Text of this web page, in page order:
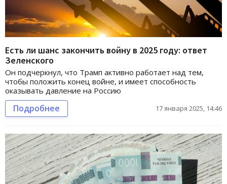
Есть ли шанс закончить войну в 2025 году: ответ
Зеленского
Он подчеркнул, что Трамп активно работает над тем,
чтобы положить конец войне, и имеет способность
оказывать давление на Россию
Подробнее 17 января 2025, 14:46